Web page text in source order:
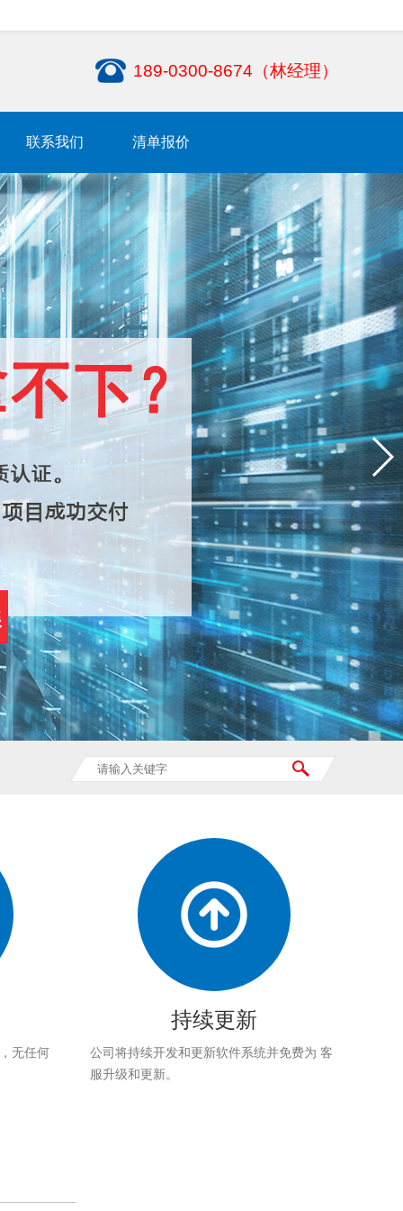
189-0300-8674（林经理）
联系我们 清单报价
无任何
持续更新
公司将持续开发和更新软件系统并免费为 客
服升级和更新。